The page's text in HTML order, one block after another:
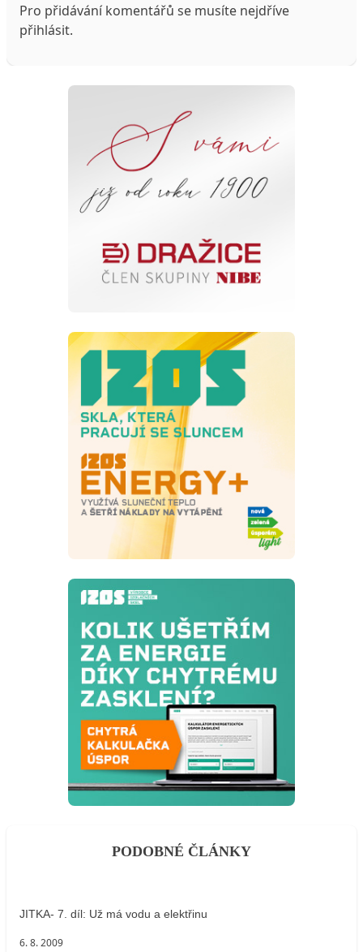
Pro přidávání komentářů se musíte nejdříve
přihlásit.
PODOBNÉ ČLÁNKY
JITKA- 7. díl: Už má vodu a elektřinu
6. 8. 2009